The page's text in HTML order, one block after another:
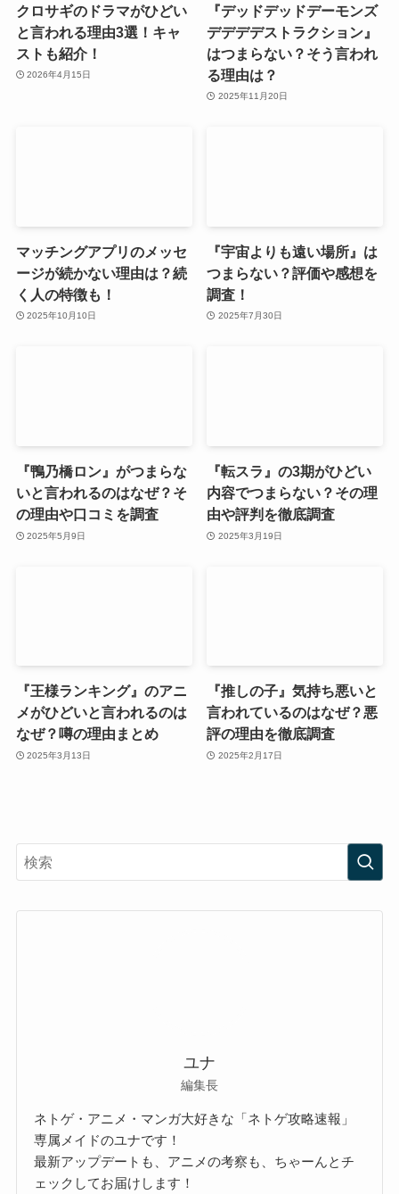
クロサギのドラマがひどい
と言われる理由3選！キャ
ストも紹介！
2026年4月15日
『デッドデッドデーモンズ
デデデデストラクション』
はつまらない？そう言われ
る理由は？
2025年11月20日
マッチングアプリのメッセ
ージが続かない理由は？続
く人の特徴も！
2025年10月10日
『宇宙よりも遠い場所』は
つまらない？評価や感想を
調査！
2025年7月30日
『鴨乃橋ロン』がつまらな
いと言われるのはなぜ？そ
の理由や口コミを調査
2025年5月9日
『転スラ』の3期がひどい
内容でつまらない？その理
由や評判を徹底調査
2025年3月19日
『王様ランキング』のアニ
メがひどいと言われるのは
なぜ？噂の理由まとめ
2025年3月13日
『推しの子』気持ち悪いと
言われているのはなぜ？悪
評の理由を徹底調査
2025年2月17日
ユナ
編集長
ネトゲ・アニメ・マンガ大好きな「ネトゲ攻略速報」
専属メイドのユナです！
最新アップデートも、アニメの考察も、ちゃーんとチ
ェックしてお届けします！